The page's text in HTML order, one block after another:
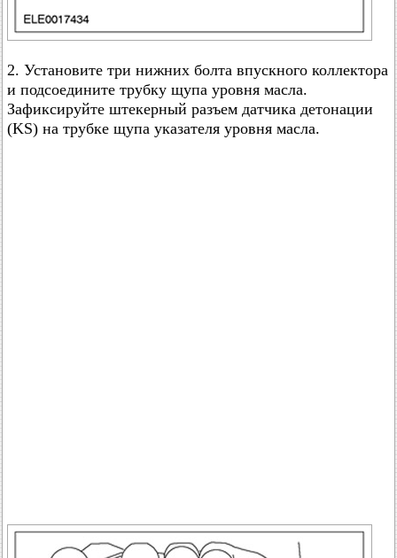
2. Установите три нижних болта впускного коллектора
и подсоедините трубку щупа уровня масла.
Зафиксируйте штекерный разъем датчика детонации
(KS) на трубке щупа указателя уровня масла.